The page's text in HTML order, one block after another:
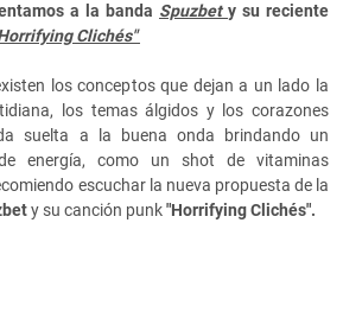
a la banda Spuzbet y su reciente
Clichés"
los conceptos que dejan a un lado la
los temas álgidos y los corazones
suelta a la buena onda brindando un
energía, como un shot de vitaminas
escuchar la nueva propuesta de la
y su canción punk"Horrifying Clichés".